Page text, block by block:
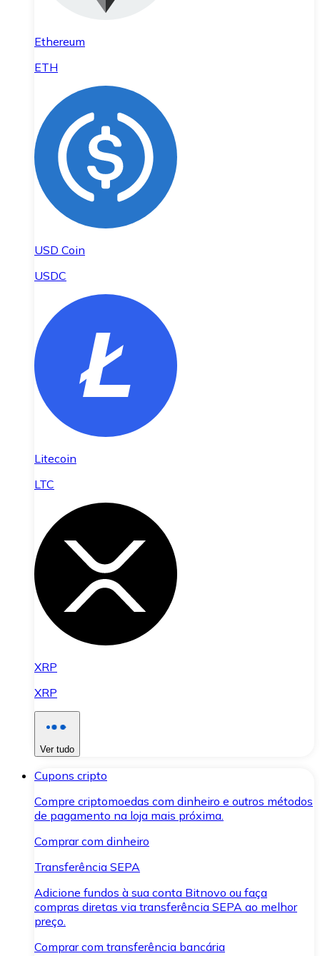
Ethereum
ETH
USD Coin
USDC
Litecoin
LTC
XRP
XRP
Ver tudo
Cupons cripto
Compre criptomoedas com dinheiro e outros métodos
de pagamento na loja mais próxima.
Comprar com dinheiro
Transferência SEPA
Adicione fundos à sua conta Bitnovo ou faça
compras diretas via transferência SEPA ao melhor
preço.
Comprar com transferência bancária